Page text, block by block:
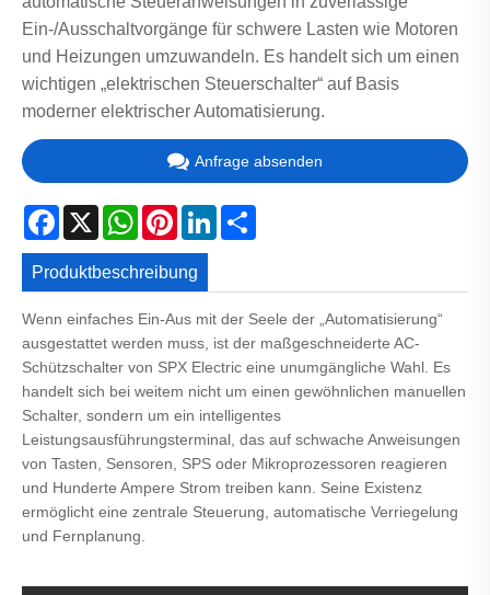
Ein-/Ausschaltvorgänge für schwere Lasten wie Motoren
und Heizungen umzuwandeln. Es handelt sich um einen
wichtigen „elektrischen Steuerschalter“ auf Basis
moderner elektrischer Automatisierung.
Anfrage absenden
Facebook
X WhatsApp
PinterestLinkedIn
Produktbeschreibung
Wenn einfaches Ein-Aus mit der Seele der „Automatisierung“
ausgestattet werden muss, ist der maßgeschneiderte AC-
Schützschalter von SPX Electric eine unumgängliche Wahl. Es
handelt sich bei weitem nicht um einen gewöhnlichen manuellen
Schalter, sondern um ein intelligentes
Leistungsausführungsterminal, das auf schwache Anweisungen
von Tasten, Sensoren, SPS oder Mikroprozessoren reagieren
und Hunderte Ampere Strom treiben kann. Seine Existenz
ermöglicht eine zentrale Steuerung, automatische Verriegelung
und Fernplanung.